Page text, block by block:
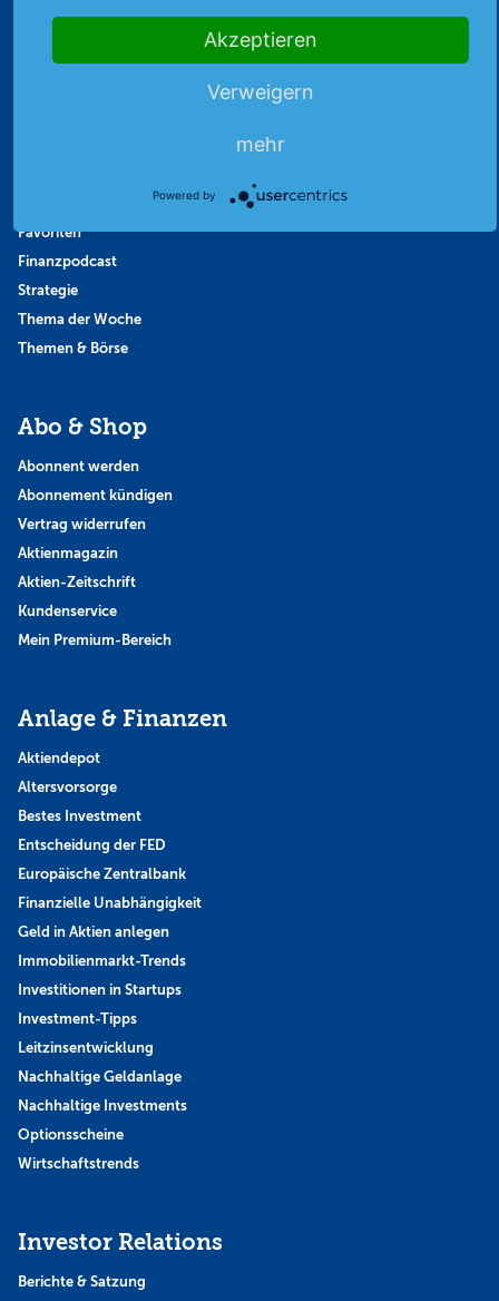
Favoriten
Finanzpodcast
Strategie
Thema der Woche
Themen & Börse
Abo & Shop
Abonnent werden
Abonnement kündigen
Vertrag widerrufen
Aktienmagazin
Aktien-Zeitschrift
Kundenservice
Mein Premium-Bereich
Anlage & Finanzen
Aktiendepot
Altersvorsorge
Bestes Investment
Entscheidung der FED
Europäische Zentralbank
Finanzielle Unabhängigkeit
Geld in Aktien anlegen
Immobilienmarkt-Trends
Investitionen in Startups
Investment-Tipps
Leitzinsentwicklung
Nachhaltige Geldanlage
Nachhaltige Investments
Optionsscheine
Wirtschaftstrends
Investor Relations
Berichte & Satzung
Akzeptieren
Verweigern
mehr
Powered by